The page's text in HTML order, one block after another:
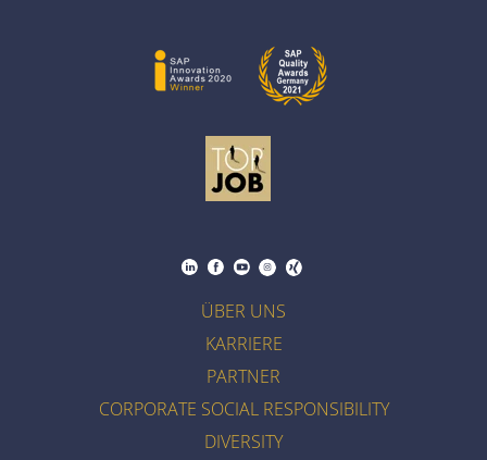
ÜBER UNS
KARRIERE
PARTNER
CORPORATE SOCIAL RESPONSIBILITY
DIVERSITY